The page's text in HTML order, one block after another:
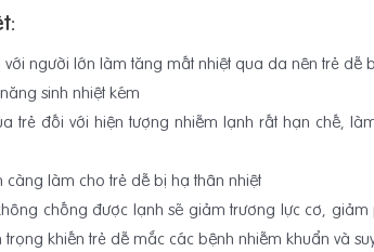
người lớn làm tăng mất nhiệt qua da nên trẻ dễ
sinh nhiệt kém
trẻ đối với hiện tượng nhiễm lạnh rất hạn chế,
làm cho trẻ dễ bị hạ thân nhiệt
chống được lạnh sẽ giảm trương lực cơ,
khiến trẻ dễ mắc các bệnh nhiễm khuẩn và